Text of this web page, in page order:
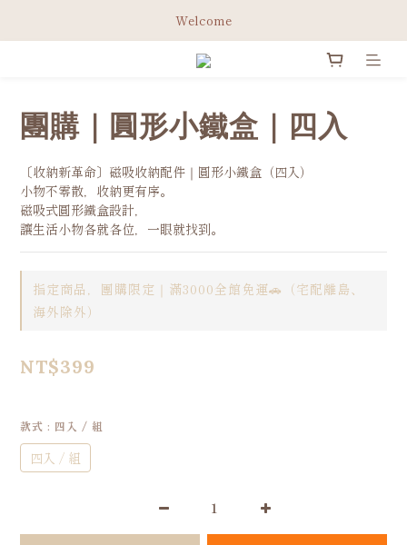
綁定Line官方會員 立即領取免運券✨
Welcome
綁定Line官方會員 立即領取免運券✨
團購｜圓形小鐵盒｜四入
〔收納新革命〕磁吸收納配件｜圓形小鐵盒（四入）
小物不零散，收納更有序。
磁吸式圓形鐵盒設計，
讓生活小物各就各位，一眼就找到。
指定商品，團購限定｜滿3000全館免運🚗（宅配離島、
海外除外）
NT$399
款式 : 四入 / 組
四入 / 組